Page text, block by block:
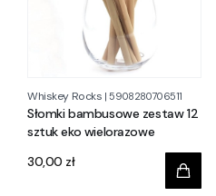
Whiskey Rocks |5908280706511
Słomki bambusowe zestaw 12
sztuk eko wielorazowe
Cena
30,00 zł